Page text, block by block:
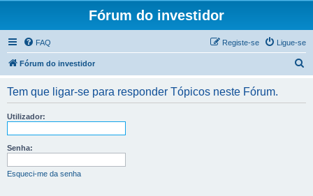
Fórum do investidor
FAQ Ligue-se
Registe-se
Fórum do investidor
Tem que ligar-se para responder Tópicos neste Fórum.
Utilizador:
Senha:
Esqueci-me da senha